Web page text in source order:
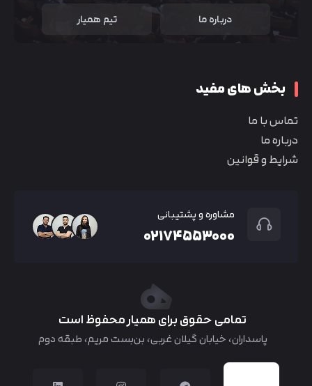
درباره ما تیم همیار
بخش های مفید
تماس با ما
درباره ما
شرایط و قوانین
مشاوره و پشتیبانی
۰۲۱۷۴۵۵۳۰۰۰
تمامی حقوق برای همیار محفوظ است
پاسداران، خیابان گیلان غربی، بن‌بست مریم، طبقه دوم